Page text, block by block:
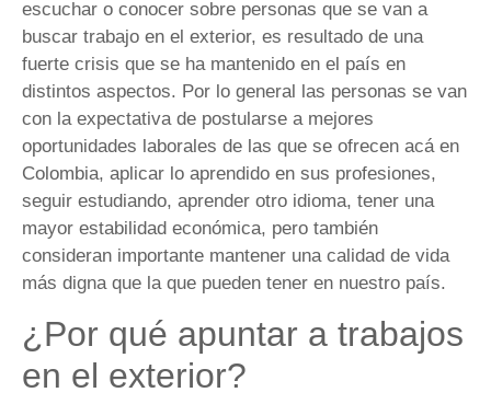
escuchar o conocer sobre personas que se van a
buscar trabajo en el exterior, es resultado de una
fuerte crisis que se ha mantenido en el país en
distintos aspectos. Por lo general las personas se van
con la expectativa de postularse a mejores
oportunidades laborales de las que se ofrecen acá en
Colombia, aplicar lo aprendido en sus profesiones,
seguir estudiando, aprender otro idioma, tener una
mayor estabilidad económica, pero también
consideran importante mantener una calidad de vida
más digna que la que pueden tener en nuestro país.
¿Por qué apuntar a trabajos
en el exterior?